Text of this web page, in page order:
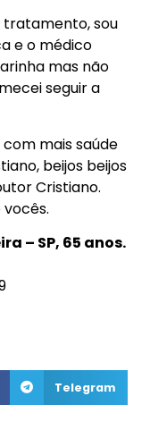
tratamento, sou
e o médico
mas não
seguir a
mais saúde
beijos beijos
Cristiano.
– SP, 65 anos.
Telegram